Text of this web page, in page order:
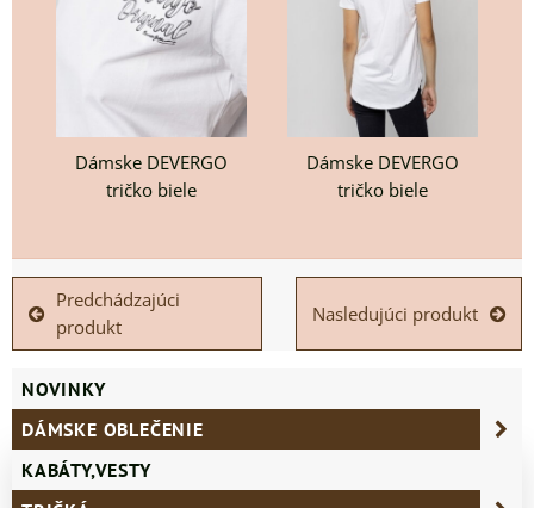
Dámske DEVERGO
tričko biele
Dámske DEVERGO
tričko biele
Predchádzajúci
produkt
Nasledujúci produkt
NOVINKY
DÁMSKE OBLEČENIE
KABÁTY,VESTY